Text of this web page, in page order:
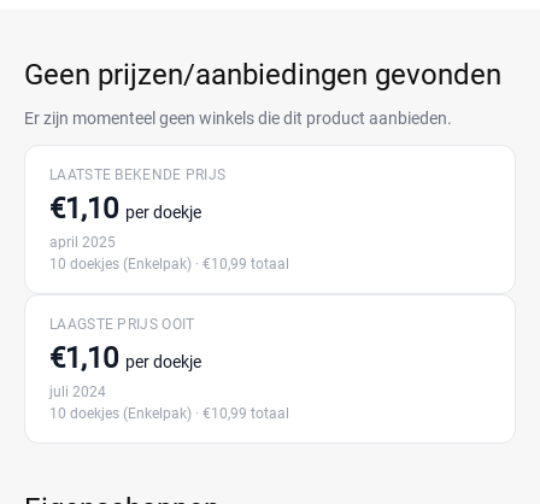
Geen prijzen/aanbiedingen gevonden
Er zijn momenteel geen winkels die dit product aanbieden.
LAATSTE BEKENDE PRIJS
€1,10 per doekje
april 2025
10 doekjes (Enkelpak) · €10,99 totaal
LAAGSTE PRIJS OOIT
€1,10 per doekje
juli 2024
10 doekjes (Enkelpak) · €10,99 totaal